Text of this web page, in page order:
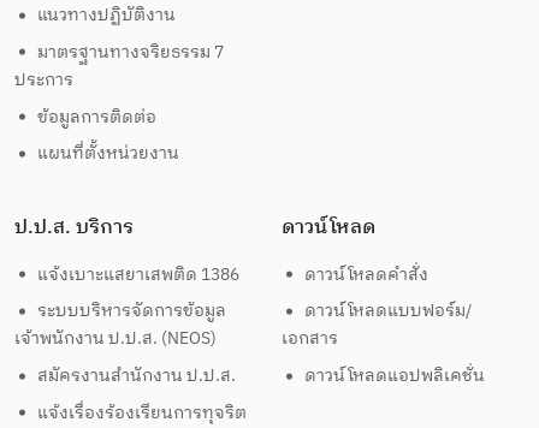
แนวทางปฏิบัติงาน
มาตรฐานทางจริยธรรม 7
ประการ
ข้อมูลการติดต่อ
แผนที่ตั้งหน่วยงาน
ป.ป.ส. บริการ
แจ้งเบาะแสยาเสพติด 1386
ระบบบริหารจัดการข้อมูล
เจ้าพนักงาน ป.ป.ส. (NEOS)
สมัครงานสำนักงาน ป.ป.ส.
แจ้งเรื่องร้องเรียนการทุจริต
ดาวน์โหลด
ดาวน์โหลดคำสั่ง
ดาวน์โหลดแบบฟอร์ม/
เอกสาร
ดาวน์โหลดแอปพลิเคชั่น